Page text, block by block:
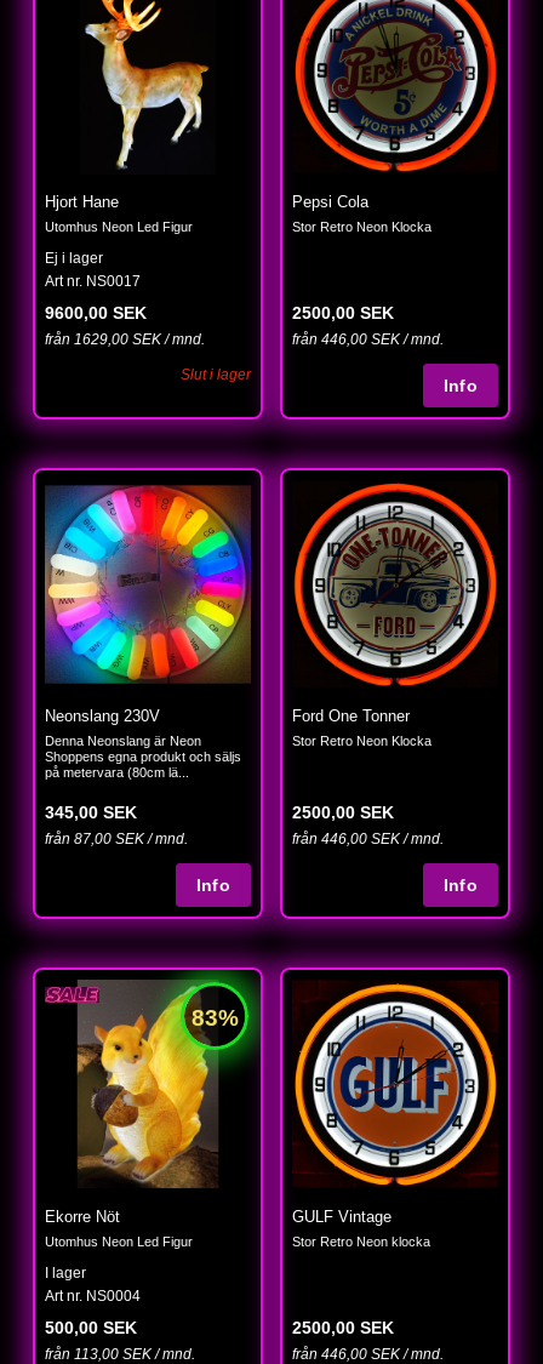
Hjort Hane
Utomhus Neon Led Figur
Ej i lager
Art nr. NS0017
9600,00 SEK
från 1629,00 SEK / mnd.
Slut i lager
Pepsi Cola
Stor Retro Neon Klocka
2500,00 SEK
från 446,00 SEK / mnd.
Neonslang 230V
Denna Neonslang är Neon
Shoppens egna produkt och säljs
på metervara (80cm lä...
345,00 SEK
från 87,00 SEK / mnd.
Ford One Tonner
Stor Retro Neon Klocka
2500,00 SEK
från 446,00 SEK / mnd.
Ekorre Nöt
Utomhus Neon Led Figur
I lager
Art nr. NS0004
500,00 SEK
från 113,00 SEK / mnd.
GULF Vintage
Stor Retro Neon klocka
2500,00 SEK
från 446,00 SEK / mnd.